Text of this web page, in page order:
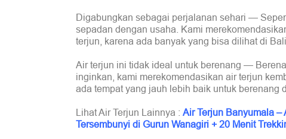
Digabungkan sebagai perjalanan sehari —
sepadan dengan usaha. Kami
terjun, karena ada banyak yang bisa dilihat di
Air terjun ini tidak ideal untuk berenang —
inginkan, kami merekomendasikan air terjun
ada tempat yang jauh lebih baik untuk berenang
Lihat Air Terjun Lainnya : Air Terjun Banyumala –
Tersembunyi di Gurun Wanagiri + 20 Menit